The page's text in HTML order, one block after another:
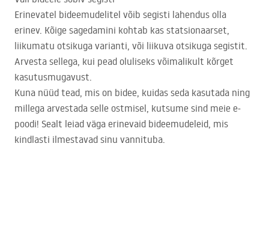
Erinevatel bideemudelitel võib segisti lahendus olla
erinev. Kõige sagedamini kohtab kas statsionaarset,
liikumatu otsikuga varianti, või liikuva otsikuga segistit.
Arvesta sellega, kui pead oluliseks võimalikult kõrget
kasutusmugavust.
Kuna nüüd tead, mis on bidee, kuidas seda kasutada ning
millega arvestada selle ostmisel, kutsume sind meie e-
poodi! Sealt leiad väga erinevaid bideemudeleid, mis
kindlasti ilmestavad sinu vannituba.